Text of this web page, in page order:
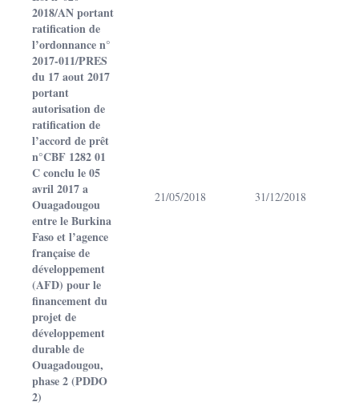
2018/AN portant
ratification de
l’ordonnance n°
2017-011/PRES
du 17 aout 2017
portant
autorisation de
ratification de
l’accord de prêt
n°CBF 1282 01
C conclu le 05
avril 2017 a
Ouagadougou
entre le Burkina
Faso et l’agence
française de
développement
(AFD) pour le
financement du
projet de
développement
durable de
Ouagadougou,
phase 2 (PDDO
2)
21/05/2018 31/12/2018